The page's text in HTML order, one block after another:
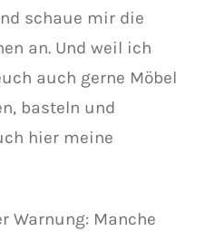
schaue mir die
an. Und weil ich
auch gerne Möbel
basteln und
hier meine
Warnung: Manche